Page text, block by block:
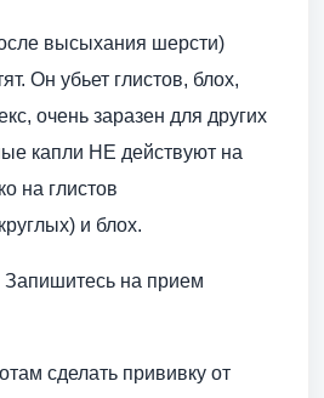
высыхания шерсти)
Он убьет глистов, блох,
очень заразен для других
капли НЕ действуют на
на глистов
и блох.
Запишитесь на прием
сделать прививку от